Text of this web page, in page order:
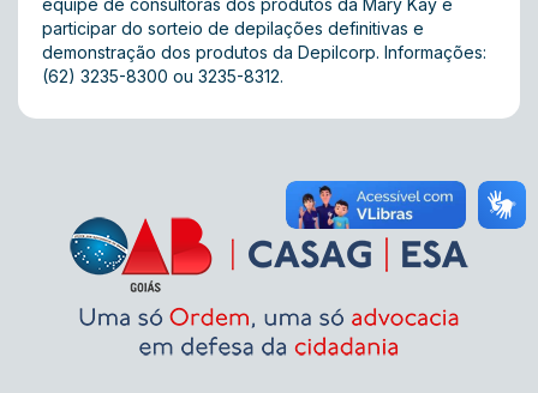
equipe de consultoras dos produtos da Mary Kay e
participar do sorteio de depilações definitivas e
demonstração dos produtos da Depilcorp. Informações:
(62) 3235-8300 ou 3235-8312.